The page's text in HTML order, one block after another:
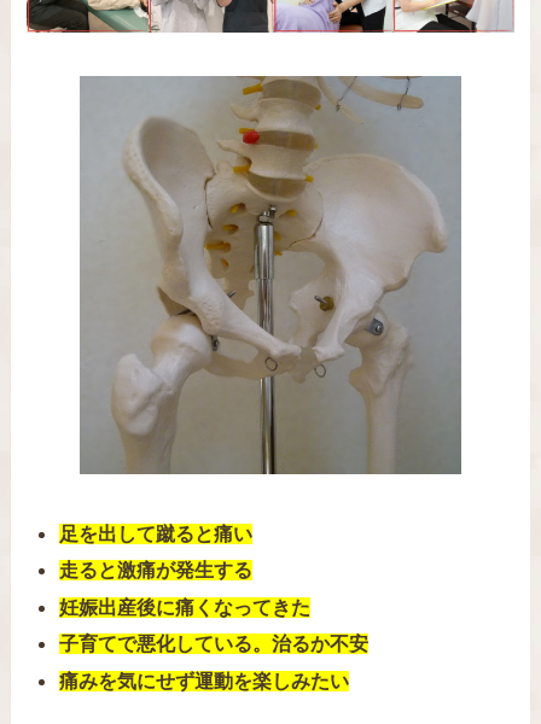
足を出して蹴ると痛い
走ると激痛が発生する
妊娠出産後に痛くなってきた
子育てで悪化している。治るか不安
痛みを気にせず運動を楽しみたい